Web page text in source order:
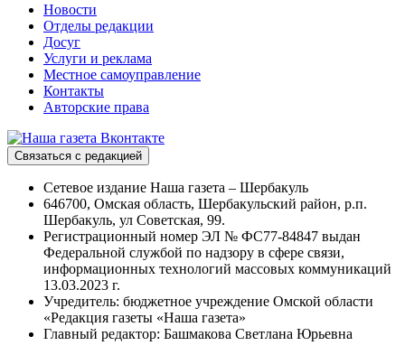
Новости
Отделы редакции
Досуг
Услуги и реклама
Местное самоуправление
Контакты
Авторские права
Связаться с редакцией
Сетевое издание Наша газета – Шербакуль
646700, Омская область, Шербакульский район, р.п.
Шербакуль, ул Советская, 99.
Регистрационный номер ЭЛ № ФС77-84847 выдан
Федеральной службой по надзору в сфере связи,
информационных технологий массовых коммуникаций
13.03.2023 г.
Учредитель: бюджетное учреждение Омской области
«Редакция газеты «Наша газета»
Главный редактор: Башмакова Светлана Юрьевна